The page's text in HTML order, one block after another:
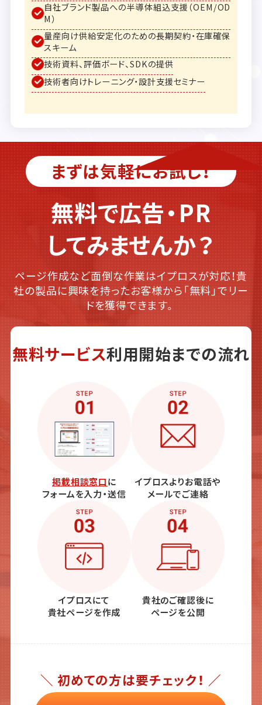
自社ブランド製品への半導体組込支援（OEM/OD
M）
量産向け供給安定化のための長期契約・在庫確保
スキーム
技術資料、評価ボード、SDKの提供
技術者向けトレーニング・設計支援セミナー
まずは気軽にお試し！
無料で広告・PR
してみませんか？
ページ作成など面倒な作業はイプロスが対応！貴
社の製品に興味を持ったお客様から「無料」でリー
ドを獲得できます。
無料サービス利用開始までの流れ
掲載相談窓口に
フォームを入力・送信
イプロスよりお電話や
メールでご連絡
イプロスにて
貴社ページを作成
貴社のご確認後に
ページを公開
＼ 初めての方は要チェック！ ／